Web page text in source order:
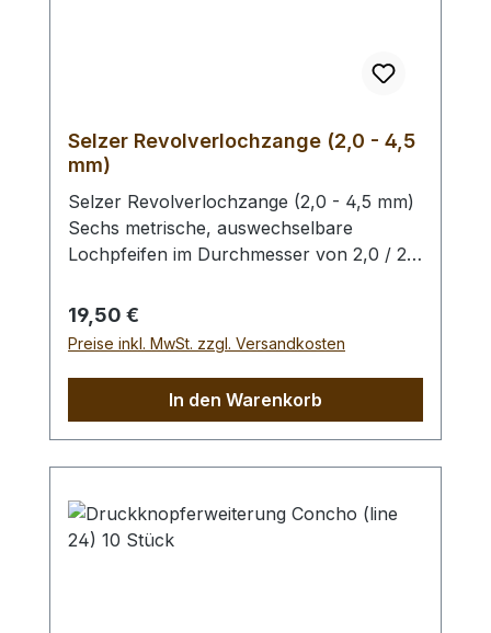
Selzer Revolverlochzange (2,0 - 4,5
mm)
Selzer Revolverlochzange (2,0 - 4,5 mm)
Sechs metrische, auswechselbare
Lochpfeifen im Durchmesser von 2,0 / 2,5
Sichtfenster für gewählten
Lochdurchmesser. Automatischer
Feststeller, Oberfläche silber vernickelt mit
hergestellt in Remscheid / Deutschland.
Zum Lochen von Leder und ähnlichen
Materialien. - Ersatz - Lochpfeifen (2,0 -
Lochpfeifen (1,5 - 6,0 mm) /
Lochpfeifenwechsler sind erhältlich.
Regulärer Preis:
19,50 €
Preise inkl. MwSt. zzgl. Versandkosten
In den Warenkorb